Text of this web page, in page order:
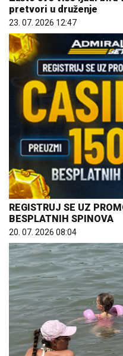
pretvori u druženje
23. 07. 2026 12:47
REGISTRUJ SE UZ
BESPLATNIH SPINOVA
20. 07. 2026 08:04